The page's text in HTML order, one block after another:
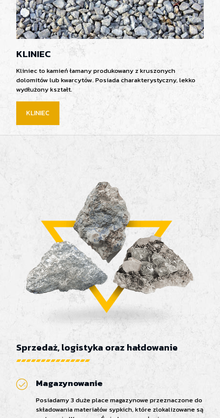
KLINIEC
Kliniec to kamień łamany produkowany z kruszonych
dolomitów lub kwarcytów. Posiada charakterystyczny, lekko
wydłużony kształt.
KLINIEC
Sprzedaż, logistyka oraz hałdowanie
Magazynowanie
Posiadamy 3 duże place magazynowe przeznaczone do
składowania materiałów sypkich, które zlokalizowane są